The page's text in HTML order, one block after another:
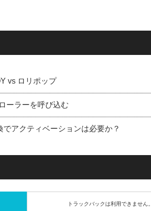
vs ロリポップ
ーラーを呼び込む
アクティベーションは必要か？
トラックバックは利用できません。